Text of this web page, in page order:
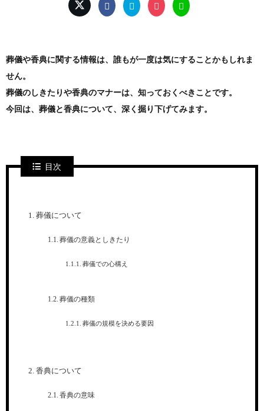
葬儀や香典に関する情報は、誰もが一度は気にすることかもしれま
せん。
葬儀のしきたりや香典のマナーは、知っておくべきことです。
今回は、葬儀と香典について、深く掘り下げてみます。
目次
葬儀について
葬儀の意義としきたり
葬儀での心構え
葬儀の種類
葬儀の規模を決める要因
香典について
香典の意味